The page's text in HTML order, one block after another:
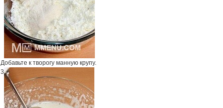
Добавьте к творогу манную крупу.
3